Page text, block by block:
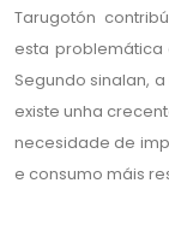
Tarugotón
esta
Segundo sinalan,
existe unha
necesidade de
e consumo máis